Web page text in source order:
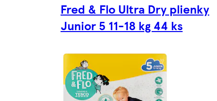
Fred & Flo Ultra Dry plienky
Junior 5 11-18 kg 44 ks